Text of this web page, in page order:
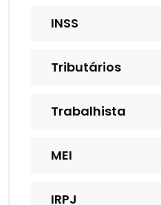
INSS
Tributários
Trabalhista
MEI
IRPJ